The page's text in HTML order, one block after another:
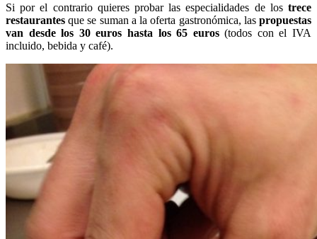
Si por el contrario quieres probar las especialidades de los trece
restaurantes que se suman a la oferta gastronómica, las propuestas
van desde los 30 euros hasta los 65 euros(todos con el IVA
incluido, bebida y café).